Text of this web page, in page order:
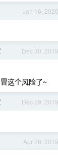
Jan 16, 2020
Dec 30, 2019
这个风险了~
Dec 29, 2019
Apr 28, 2019